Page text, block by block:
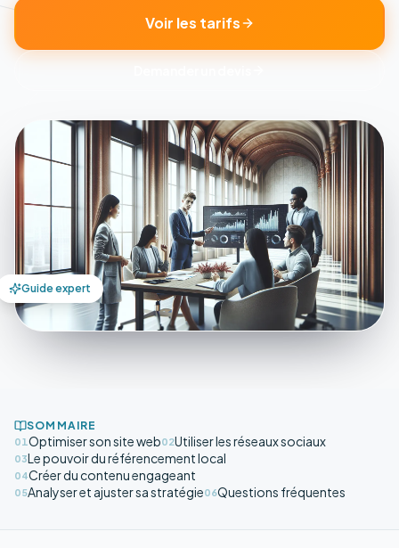
Voir les tarifs
Guide expert
SOMMAIRE
01Optimiser son site web02Utiliser les réseaux sociaux
03Le pouvoir du référencement local
04Créer du contenu engageant
05Analyser et ajuster sa stratégie06Questions fréquentes